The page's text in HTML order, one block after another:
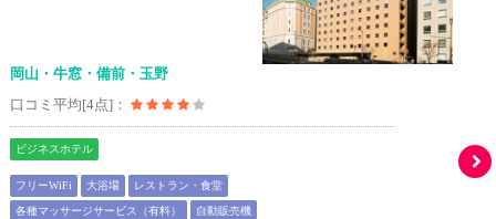
岡山・牛窓・備前・玉野
口コミ平均[4点]：
ビジネスホテル
フリーWiFi 大浴場 レストラン・食堂
各種マッサージサービス（有料） 自動販売機